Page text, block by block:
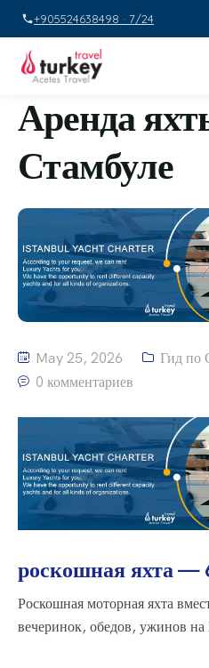
+905524638498 · 7/24
Аренда
Стамбуле
May 25, 2026
Гид по
0 комментариев
роскошная яхта —
Роскошная моторная яхта
вечеринок, обедов, ужинов на